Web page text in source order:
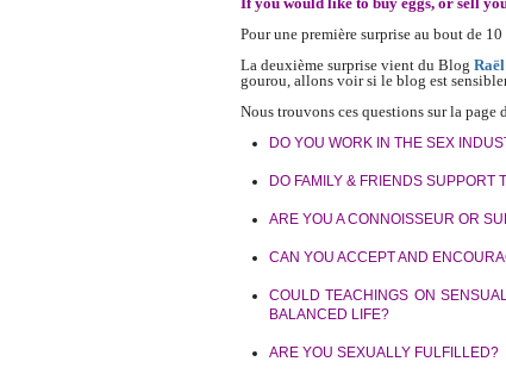
Pour une première surprise au bout de
La deuxième surprise vient du Blog
gourou, allons voir si le blog est
Nous trouvons ces questions sur la page
DO YOU WORK IN THE SEX
DO FAMILY & FRIENDS SUPPORT
ARE YOU A CONNOISSEUR OR
CAN YOU ACCEPT AND
COULD TEACHINGS ON
BALANCED LIFE?
ARE YOU SEXUALLY FULFILLED?